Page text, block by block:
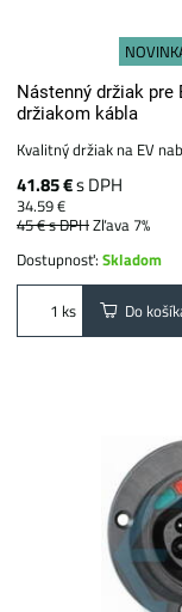
Nástenný držiak
držiakom kábla
Kvalitný držiak na EV
41.85 €s DPH
34.59 €
45 €s DPHZľava 7%
Dostupnosť:Skladom
ks Do